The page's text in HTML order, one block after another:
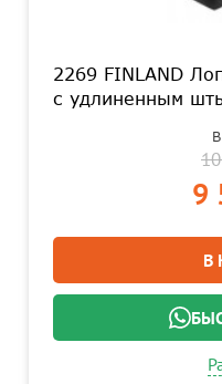
2269 FINLAND
с удлиненным
9
В